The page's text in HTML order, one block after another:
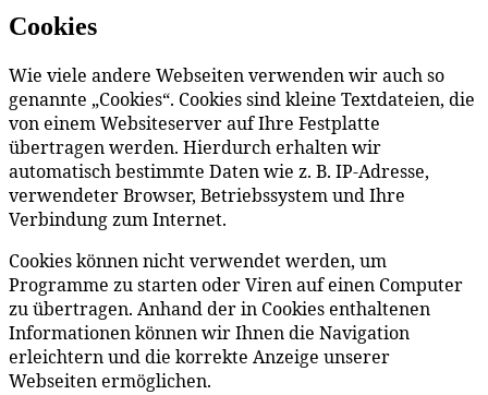
Cookies
Wie viele andere Webseiten verwenden wir auch so
genannte „Cookies“. Cookies sind kleine Textdateien, die
von einem Websiteserver auf Ihre Festplatte
übertragen werden. Hierdurch erhalten wir
automatisch bestimmte Daten wie z. B. IP-Adresse,
verwendeter Browser, Betriebssystem und Ihre
Verbindung zum Internet.
Cookies können nicht verwendet werden, um
Programme zu starten oder Viren auf einen Computer
zu übertragen. Anhand der in Cookies enthaltenen
Informationen können wir Ihnen die Navigation
erleichtern und die korrekte Anzeige unserer
Webseiten ermöglichen.